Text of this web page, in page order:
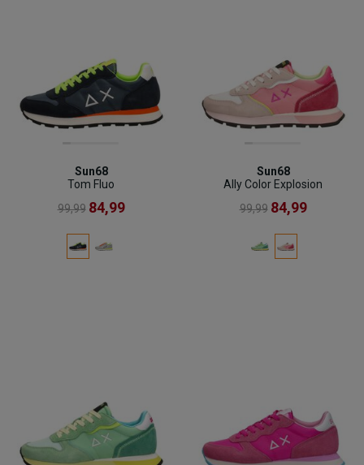
Sun68
Tom Fluo
99,99 84,99
Sun68
Ally Color Explosion
99,99 84,99